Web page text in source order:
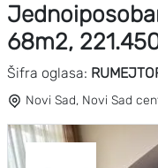
68m2,
Šifra oglasa:
Novi Sad, Novi Sad